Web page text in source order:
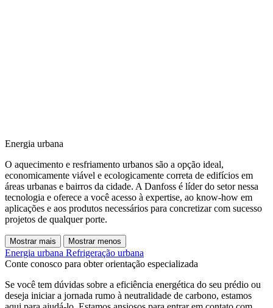
Energia urbana
O aquecimento e resfriamento urbanos são a opção ideal,
economicamente viável e ecologicamente correta de edifícios em
áreas urbanas e bairros da cidade. A Danfoss é líder do setor nessa
tecnologia e oferece a você acesso à expertise, ao know-how em
aplicações e aos produtos necessários para concretizar com sucesso
projetos de qualquer porte.
Mostrar mais Mostrar menos
Energia urbana Refrigeração urbana
Conte conosco para obter orientação especializada
Se você tem dúvidas sobre a eficiência energética do seu prédio ou
deseja iniciar a jornada rumo à neutralidade de carbono, estamos